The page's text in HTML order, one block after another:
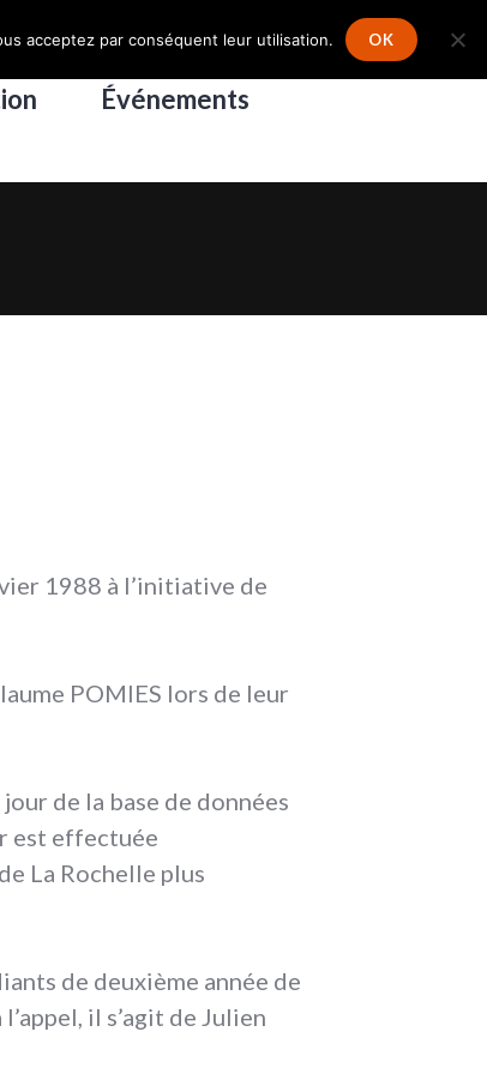
Événements
–Inscription
1988 à l’initiative de
POMIES lors de leur
de la base de données
est effectuée
La Rochelle plus
de deuxième année de
il s’agit de Julien
acceptez par conséquent leur utilisation. OK